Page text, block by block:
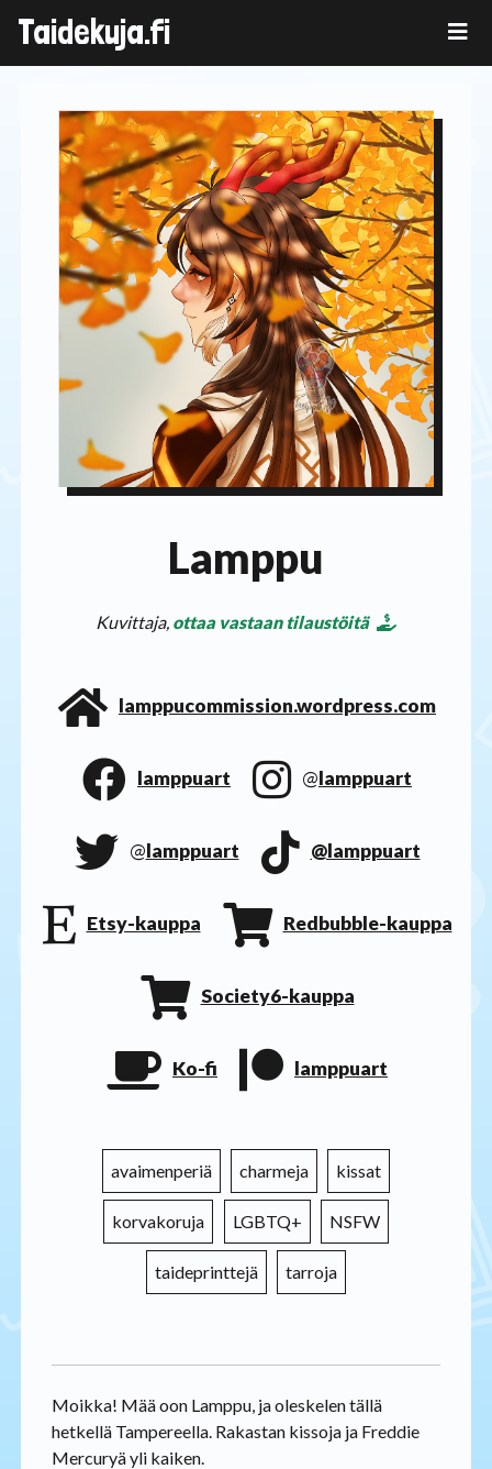
content
Taidekuja.fi
Lamppu
Kuvittaja, ottaa vastaan tilaustöitä
lamppucommission.wordpress.com
lamppuart @lamppuart
@lamppuart @lamppuart
Etsy-kauppa Redbubble-kauppa
Society6-kauppa
Ko-fi lamppuart
avaimenperiä charmeja kissat
korvakoruja LGBTQ+ NSFW
taideprinttejä tarroja
Moikka! Mää oon Lamppu, ja oleskelen tällä
hetkellä Tampereella. Rakastan kissoja ja Freddie
Mercuryä yli kaiken.